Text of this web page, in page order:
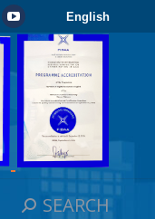
YouTube
opens
new
window
English
Search:SEARCH
Search:
SEARCH